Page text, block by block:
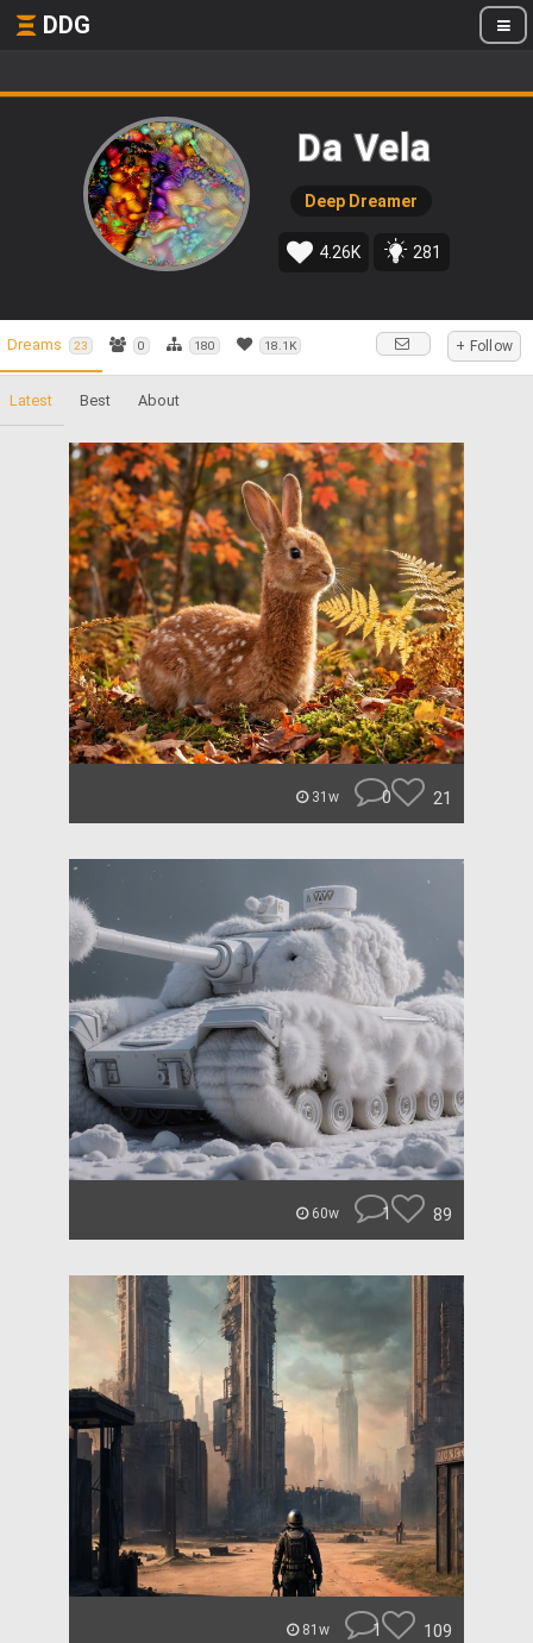
DDG
Da Vela
Deep Dreamer
4.26K 281
Dreams 23 0 180 18.1K + Follow
Latest Best About
31w 0 21
60w 1 89
81w 1 109